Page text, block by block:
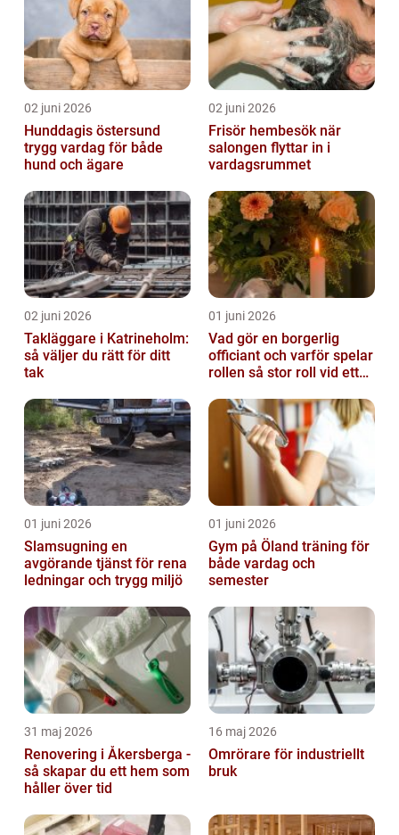
02 juni 2026
Hunddagis östersund
trygg vardag för både
hund och ägare
02 juni 2026
Frisör hembesök när
salongen flyttar in i
vardagsrummet
02 juni 2026
Takläggare i Katrineholm:
så väljer du rätt för ditt
tak
01 juni 2026
Vad gör en borgerlig
officiant och varför spelar
rollen så stor roll vid ett
01 juni 2026
Slamsugning en
avgörande tjänst för rena
ledningar och trygg miljö
01 juni 2026
Gym på Öland träning för
både vardag och
semester
31 maj 2026
Renovering i Åkersberga -
så skapar du ett hem som
håller över tid
16 maj 2026
Omrörare för industriellt
bruk